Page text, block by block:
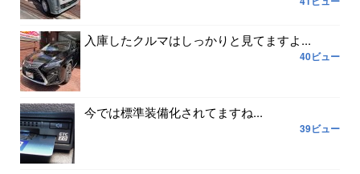
入庫したクルマはしっかりと見てますよ...
40ビュー
今では標準装備化されてますね...
39ビュー